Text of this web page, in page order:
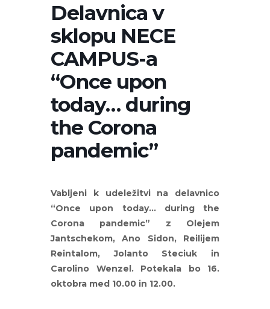
Delavnica v
sklopu NECE
CAMPUS-a
“Once upon
today… during
the Corona
pandemic”
Vabljeni k udeležitvi na delavnico
“Once upon today… during the
Corona pandemic” z Olejem
Jantschekom, Ano Sidon, Reilijem
Reintalom, Jolanto Steciuk in
Carolino Wenzel. Potekala bo 16.
oktobra med 10.00 in 12.00.